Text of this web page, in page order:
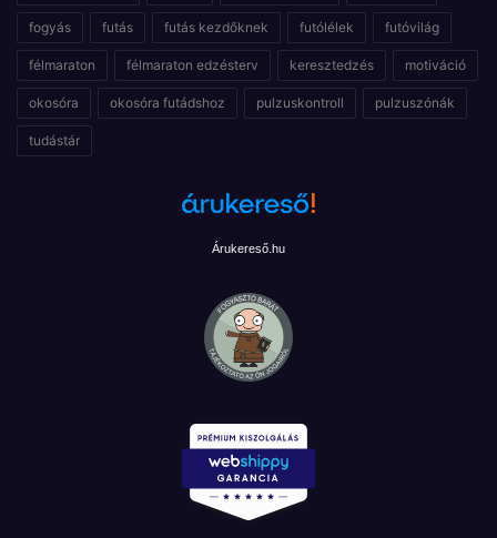
fogyás futás futás kezdőknek futólélek futóvilág
félmaraton félmaraton edzésterv keresztedzés motiváció
okosóra okosóra futádshoz pulzuskontroll pulzuszónák
tudástár
Árukereső.hu